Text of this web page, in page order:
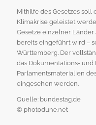
Mithilfe des Gesetzes soll
Klimakrise geleistet
Gesetze einzelner
bereits eingeführt wird –
Württemberg. Der
das Dokumentations-
Parlamentsmaterialien
eingesehen werden.
Quelle: bundestag.de
© photodune.net